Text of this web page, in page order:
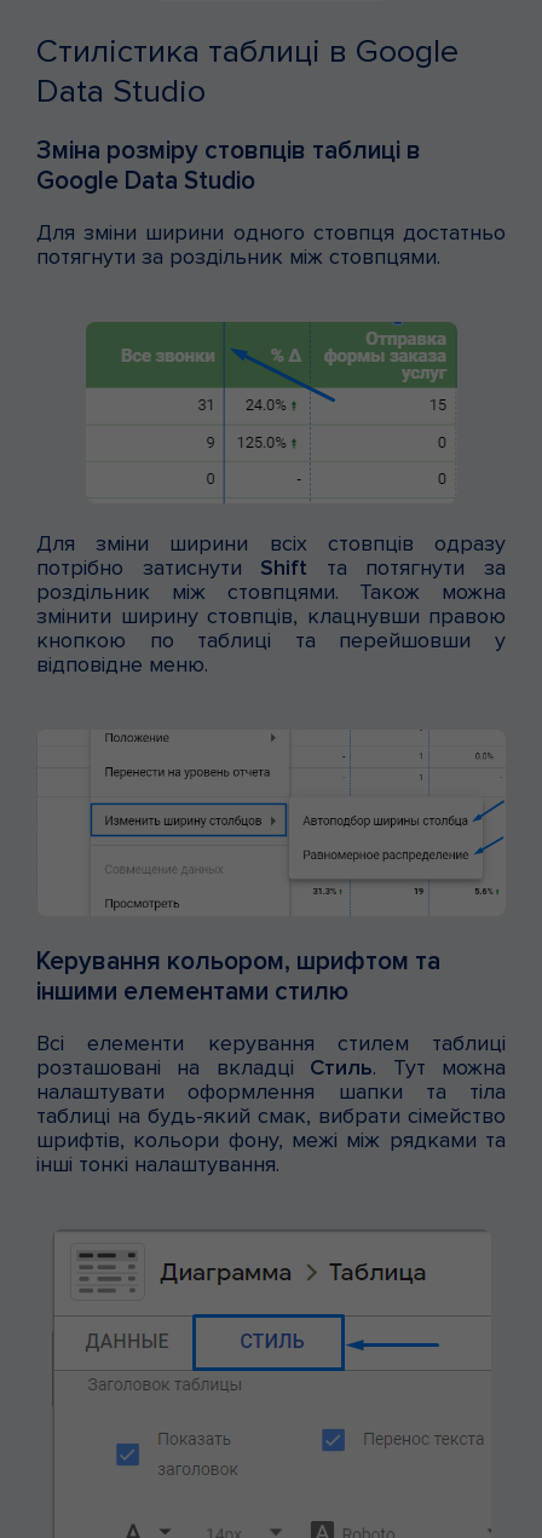
Стилістика таблиці в Google
Data Studio
Зміна розміру стовпців таблиці в
Google Data Studio
Для зміни ширини одного стовпця достатньо
потягнути за роздільник між стовпцями.
Для зміни ширини всіх стовпців одразу
потрібно затиснути Shift та потягнути за
роздільник між стовпцями. Також можна
змінити ширину стовпців, клацнувши правою
кнопкою по таблиці та перейшовши у
відповідне меню.
Керування кольором, шрифтом та
іншими елементами стилю
Всі елементи керування стилем таблиці
розташовані на вкладці Стиль. Тут можна
налаштувати оформлення шапки та тіла
таблиці на будь-який смак, вибрати сімейство
шрифтів, кольори фону, межі між рядками та
інші тонкі налаштування.